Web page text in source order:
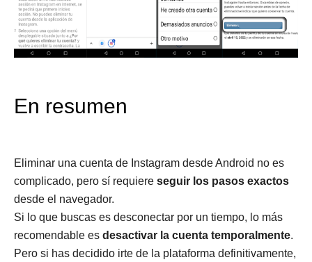
En resumen
Eliminar una cuenta de Instagram desde Android no es
complicado, pero sí requiere seguir los pasos exactos
desde el navegador.
Si lo que buscas es desconectar por un tiempo, lo más
recomendable es desactivar la cuenta temporalmente.
Pero si has decidido irte de la plataforma definitivamente,